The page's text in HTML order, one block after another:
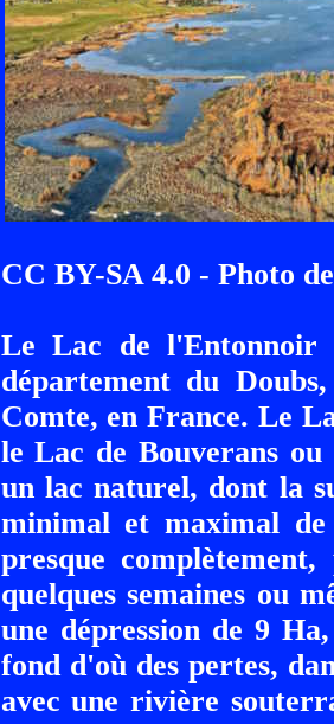
CC BY-SA 4.0 - Photo
Le Lac de l'Entonnoir
département du
Comte, en France. Le
le Lac de Bouverans
un lac naturel, dont la
minimal et maximal
presque
quelques semaines ou
une dépression de 9
fond d'où des pertes,
avec une rivière